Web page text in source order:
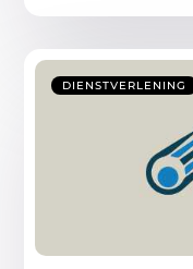
DIENSTVERLENING